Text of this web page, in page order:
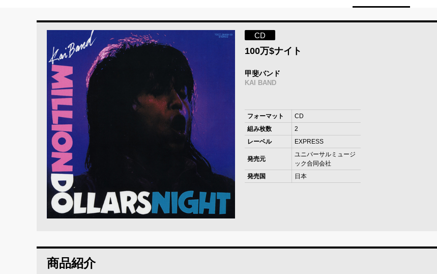
CD
100万$ナイト
甲斐バンド
KAI BAND
フォーマット
CD
組み枚数
2
レーベル
EXPRESS
発売元
ユニバーサルミュージ
ック合同会社
発売国
日本
商品紹介